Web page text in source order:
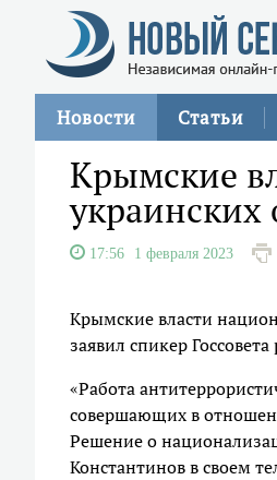
Новости Статьи
Крымские
украинских
17:56 1 февраля 2023
Крымские власти
заявил спикер
«Работа
совершающих в
Решение о
Константинов в своем